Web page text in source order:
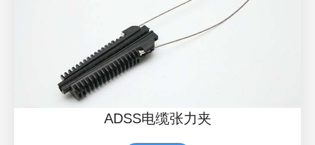
ADSS电缆张力夹